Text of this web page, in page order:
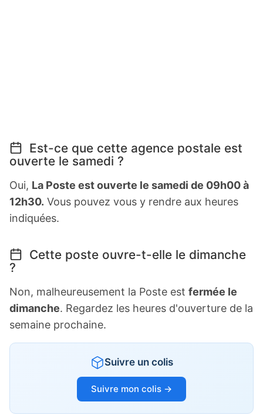
Est-ce que cette agence postale est
ouverte le samedi ?
Oui, La Poste est ouverte le samedi de 09h00 à
12h30. Vous pouvez vous y rendre aux heures
indiquées.
Cette poste ouvre-t-elle le dimanche
?
Non, malheureusement la Poste est fermée le
dimanche. Regardez les heures d'ouverture de la
semaine prochaine.
Suivre un colis
Suivre mon colis →